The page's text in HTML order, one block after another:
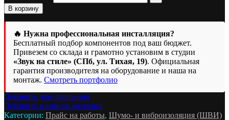
В корзину
🔥 Нужна профессиональная инсталляция?
Бесплатный подбор компонентов под ваш бюджет.
Привезем со склада и грамотно установим в студии
«Звук на стиле» (СПб, ул. Тихая, 19). Официальная
гарантия производителя на оборудование и наша на
монтаж. Смотреть портфолио
Добавить для сравнения
Добавить в список желаний
Категории: Прайс на работы, Шумо- и виброизоляция (ШВИ)